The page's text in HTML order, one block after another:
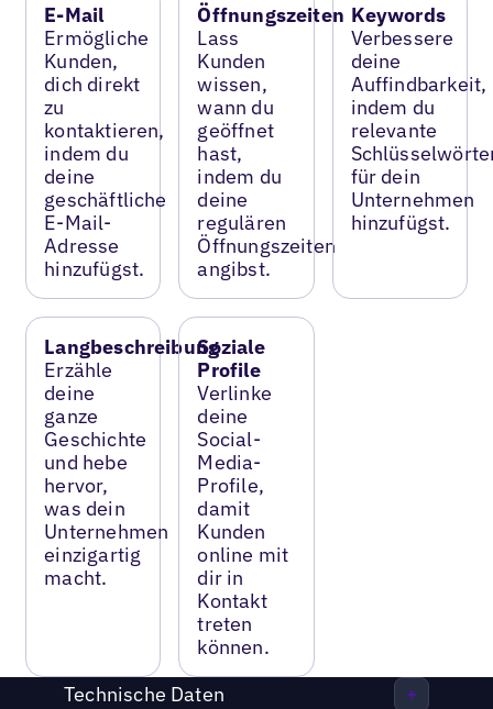
E-Mail
Ermögliche
Kunden,
dich direkt
zu
kontaktieren,
indem du
deine
geschäftliche
E-Mail-
Adresse
hinzufügst.
Öffnungszeiten
Lass
Kunden
wissen,
wann du
geöffnet
hast,
indem du
deine
regulären
Öffnungszeiten
angibst.
Keywords
Verbessere
deine
Auffindbarkeit,
indem du
relevante
für dein
Unternehmen
hinzufügst.
Langbeschreibung
Erzähle
deine
ganze
Geschichte
und hebe
hervor,
was dein
Unternehmen
einzigartig
macht.
Soziale
Profile
Verlinke
deine
Social-
Media-
Profile,
damit
Kunden
online mit
dir in
Kontakt
treten
können.
Technische Daten